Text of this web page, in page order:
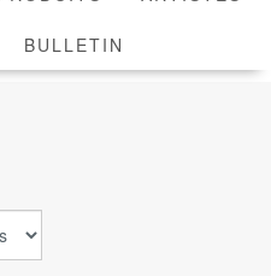
BULLETIN